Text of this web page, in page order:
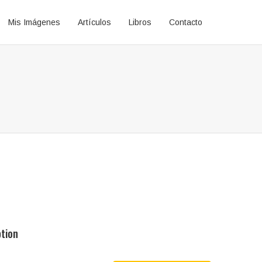
Mis Imágenes Artículos Libros Contacto